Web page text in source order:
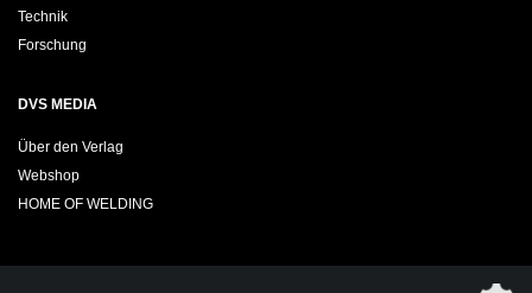
Technik
Forschung
DVS MEDIA
Über den Verlag
Webshop
HOME OF WELDING